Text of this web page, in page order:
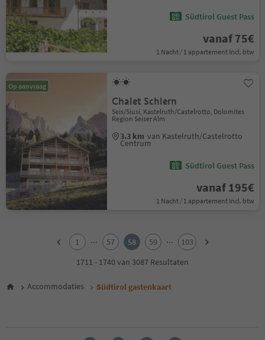
Südtirol Guest Pass
vanaf 75€
1 Nacht / 1 appartement Incl. btw
Op aanvraag
Chalet Schlern
Seis/Siusi, Kastelruth/Castelrotto, Dolomites
Region Seiser Alm
3.3 km van Kastelruth/Castelrotto
Centrum
Südtirol Guest Pass
vanaf 195€
1 Nacht / 1 appartement Incl. btw
6
1 ... 57 58 59 ...
103
1711 - 1740 van 3087 Resultaten
Accommodaties Südtirol gastenkaart